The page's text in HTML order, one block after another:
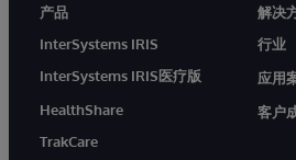
产品
InterSystems IRIS
InterSystems IRIS医疗版
HealthShare
TrakCare
解决
行业
应用
客户